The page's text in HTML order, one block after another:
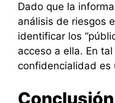
Dado que la
análisis de riesgos
identificar los
acceso a ella. En
confidencialidad es
Conclusión